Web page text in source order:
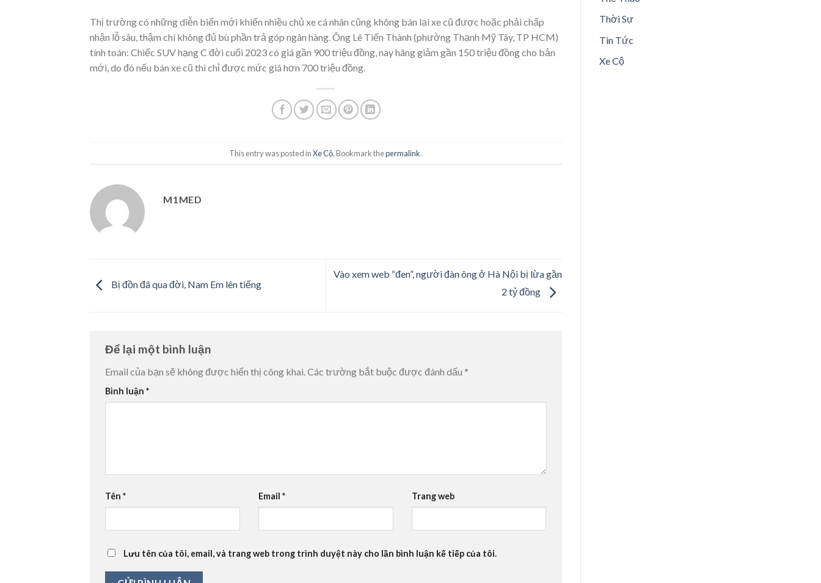
Thị trường có những diễn biến mới khiến nhiều chủ xe cá nhân cũng không bán lại xe cũ được hoặc phải chấp
nhận lỗ sâu, thậm chí không đủ bù phần trả góp ngân hàng. Ông Lê Tiến Thành (phường Thạnh Mỹ Tây, TP HCM)
tính toán: Chiếc SUV hạng C đời cuối 2023 có giá gần 900 triệu đồng, nay hãng giảm gần 150 triệu đồng cho bản
mới, do đó nếu bán xe cũ thì chỉ được mức giá hơn 700 triệu đồng.
This entry was posted inXe Cộ. Bookmark thepermalink.
M1MED
Bị đồn đã qua đời, Nam Em lên tiếng
Vào xem web “đen”, người đàn ông ở Hà Nội bị lừa gần
2 tỷ đồng
Để lại một bình luận
Email của bạn sẽ không được hiển thị công khai.Các trường bắt buộc được đánh dấu *
Bình luận *
Tên * Email * Trang web
Lưu tên của tôi, email, và trang web trong trình duyệt này cho lần bình luận kế tiếp của tôi.
Thời Sự
Tin Tức
Xe Cộ